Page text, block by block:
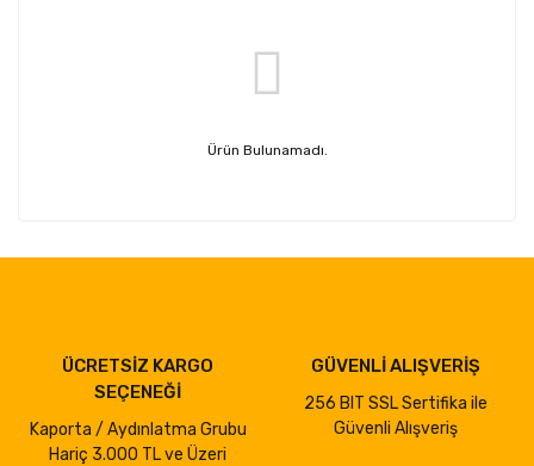
Ürün Bulunamadı.
ÜCRETSİZ KARGO
SEÇENEĞİ
Kaporta / Aydınlatma Grubu
Hariç 3.000 TL ve Üzeri
GÜVENLİ ALIŞVERİŞ
256 BIT SSL Sertifika ile
Güvenli Alışveriş